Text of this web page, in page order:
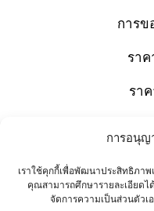
การอนุญ
เราใช้คุกกี้เพื่อพัฒนาประสิทธิภา
คุณสามารถศึกษารายละเอียดไ
จัดการความเป็นส่วนตัวเ
การข
รา
รา